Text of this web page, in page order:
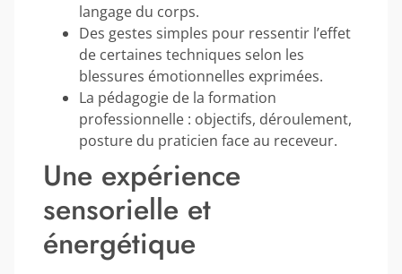
langage du corps.
Des gestes simples pour ressentir l’effet
de certaines techniques selon les
blessures émotionnelles exprimées.
La pédagogie de la formation
professionnelle : objectifs, déroulement,
posture du praticien face au receveur.
Une expérience
sensorielle et
énergétique